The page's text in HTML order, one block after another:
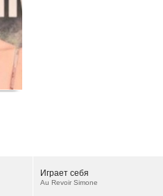
Играет себя
Au Revoir Simone